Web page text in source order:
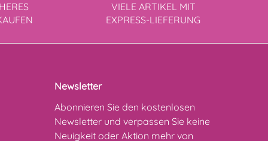
VIELE ARTIKEL MIT
EXPRESS-LIEFERUNG
Newsletter
Abonnieren Sie den kostenlosen
Newsletter und verpassen Sie keine
Neuigkeit oder Aktion mehr von